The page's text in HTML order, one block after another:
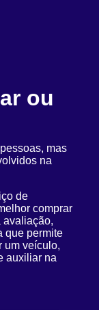
ou
mas
na
de
comprar
avaliação,
que permite
um veículo,
auxiliar na